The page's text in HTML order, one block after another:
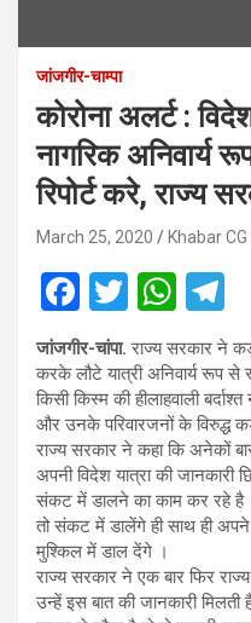
जांजगीर-चाम्पा
कोरोना अलर्ट :
नागरिक अनिवार्य
रिपोर्ट करे, राज्य
March 25, 2020 Khabar
F
a
ce
b
o
o
k
T
wi
tt
er
W
h
at
s
A
p
p
el
e
a
जांजगीर-चांपा. राज्य सरकार ने
करके लौटे यात्री अनिवार्य रूप से
किसी किस्म की हीलाहवाली
और उनके परिवारजनों के विरुद्ध
राज्य सरकार ने कहा कि अनेकों
अपनी विदेश यात्रा की
संकट में डालने का काम कर रहे है
तो संकट में डालेंगे ही साथ ही अपने
मुश्किल में डाल देंगे ।
राज्य सरकार ने एक बार फिर
उन्हें इस बात की जानकारी